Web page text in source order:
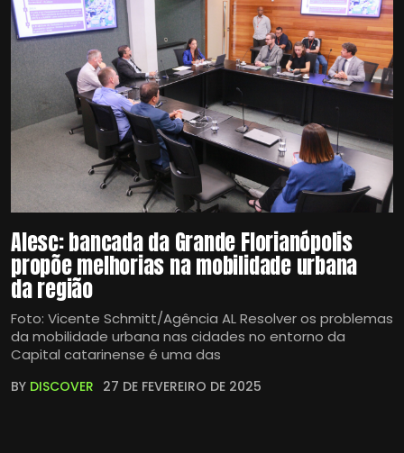
Alesc: bancada da Grande Florianópolis
propõe melhorias na mobilidade urbana
da região
Foto: Vicente Schmitt/Agência AL Resolver os problemas
da mobilidade urbana nas cidades no entorno da
Capital catarinense é uma das
BY DISCOVER 27 DE FEVEREIRO DE 2025